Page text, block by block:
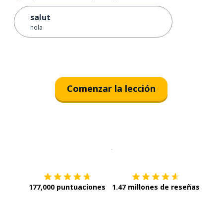
salut
hola
Comenzar la lección
177,000 puntuaciones 1.47 millones de reseñas